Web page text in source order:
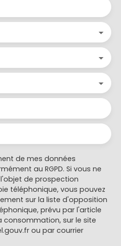
de mes données
au RGPD. Si vous ne
de prospection
téléphonique, vous pouvez
sur la liste d'opposition
prévu par l'article
consommation, sur le site
ou par courrier